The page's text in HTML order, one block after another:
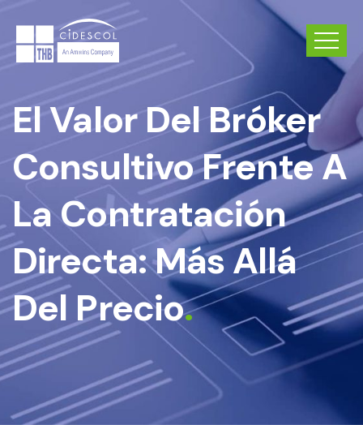
El Valor Del Bróker
Consultivo Frente A
La Contratación
Directa: Más Allá
Del Precio.